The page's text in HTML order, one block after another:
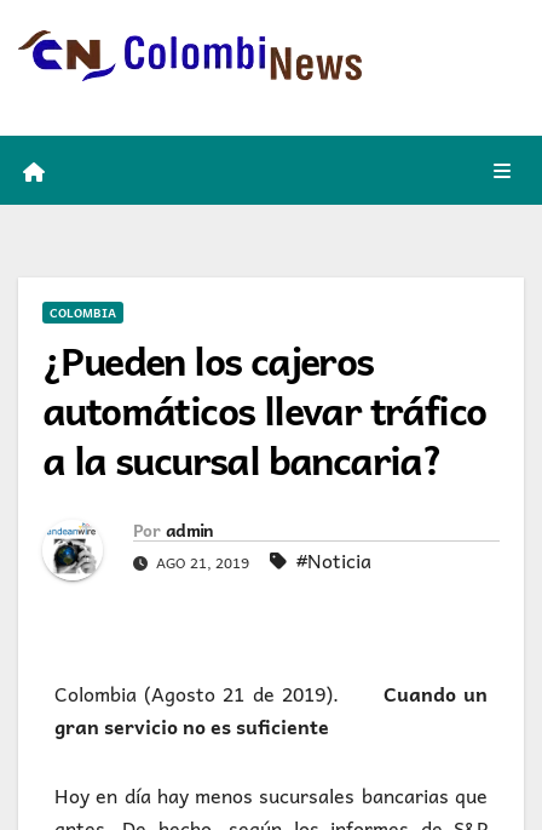
COLOMBIA
¿Pueden los cajeros
automáticos llevar tráfico
a la sucursal bancaria?
Por admin
AGO 21, 2019 #Noticia
Colombia (Agosto 21 de 2019). Cuando un
gran servicio no es suficiente
Hoy en día hay menos sucursales bancarias que